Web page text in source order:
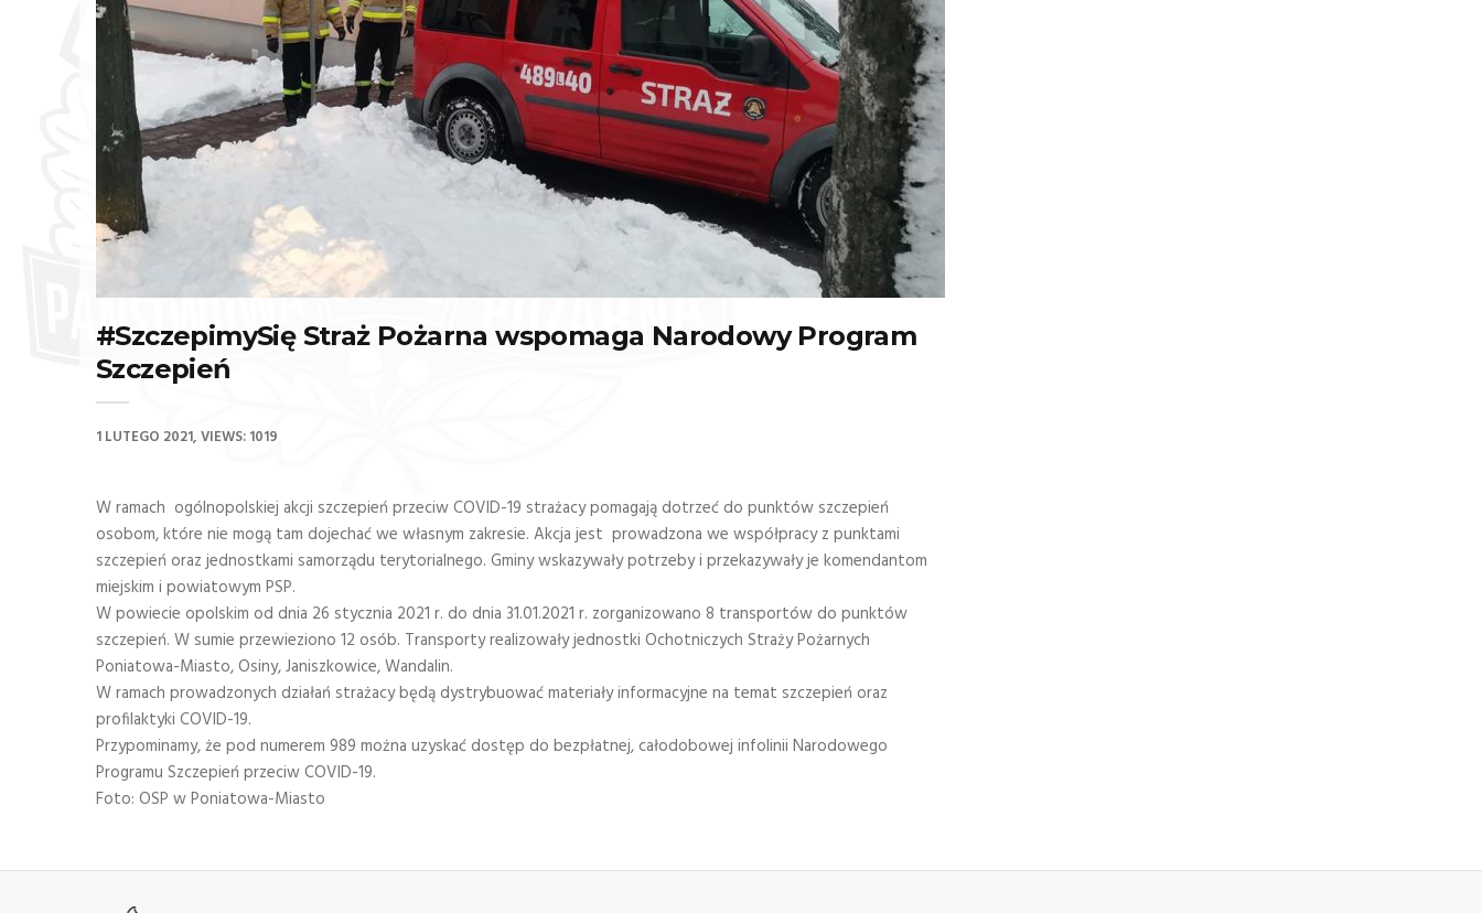
#SzczepimySię Straż Pożarna wspomaga Narodowy Program
Szczepień
1 LUTEGO 2021 VIEWS: 1019
W ramach ogólnopolskiej akcji szczepień przeciw COVID-19 strażacy pomagają dotrzeć do punktów szczepień
osobom, które nie mogą tam dojechać we własnym zakresie. Akcja jest prowadzona we współpracy z punktami
szczepień oraz jednostkami samorządu terytorialnego. Gminy wskazywały potrzeby i przekazywały je komendantom
miejskim i powiatowym PSP.
W powiecie opolskim od dnia 26 stycznia 2021 r. do dnia 31.01.2021 r. zorganizowano 8 transportów do punktów
szczepień. W sumie przewieziono 12 osób. Transporty realizowały jednostki Ochotniczych Straży Pożarnych
Poniatowa-Miasto, Osiny, Janiszkowice, Wandalin.
W ramach prowadzonych działań strażacy będą dystrybuować materiały informacyjne na temat szczepień oraz
profilaktyki COVID-19.
Przypominamy, że pod numerem 989 można uzyskać dostęp do bezpłatnej, całodobowej infolinii Narodowego
Programu Szczepień przeciw COVID-19.
Foto: OSP w Poniatowa-Miasto